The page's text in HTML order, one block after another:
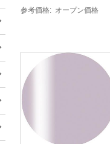
参考価格 オープン価格